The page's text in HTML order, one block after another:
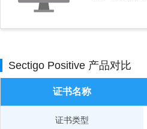
Sectigo Positive 产品对比
证书名称
证书类型